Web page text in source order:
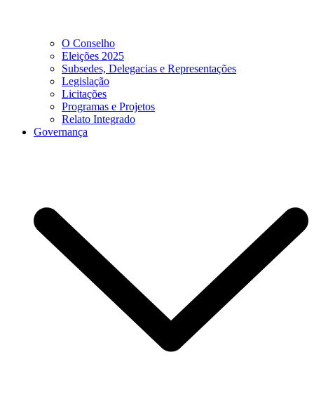
O Conselho
Eleições 2025
Subsedes, Delegacias e Representações
Legislação
Licitações
Programas e Projetos
Relato Integrado
Governança